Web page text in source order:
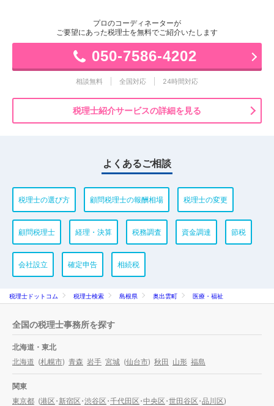
プロのコーディネーターが
ご要望にあった税理士を無料でご紹介いたします
050-7586-4202
相談無料 全国対応 24時間対応
税理士紹介サービスの詳細を見る
よくあるご相談
税理士の選び方 顧問税理士の報酬相場 税理士の変更
顧問税理士 経理・決算 税務調査 資金調達 節税
会社設立 確定申告 相続税
税理士ドットコム 税理士検索 島根県 奥出雲町 医療・福祉
全国の税理士事務所を探す
北海道・東北
北海道 (札幌市) 青森 岩手 宮城 (仙台市) 秋田 山形 福島
関東
東京都 (港区・新宿区・渋谷区・千代田区・中央区・世田谷区・品川区)